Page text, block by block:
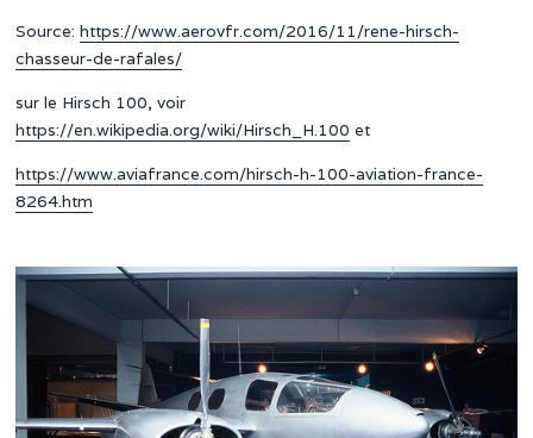
Source:https://www.aerovfr.com/2016/11/rene-hirsch-
chasseur-de-rafales/
sur le Hirsch 100, voir
https://en.wikipedia.org/wiki/Hirsch_H.100 et
https://www.aviafrance.com/hirsch-h-100-aviation-france-
8264.htm